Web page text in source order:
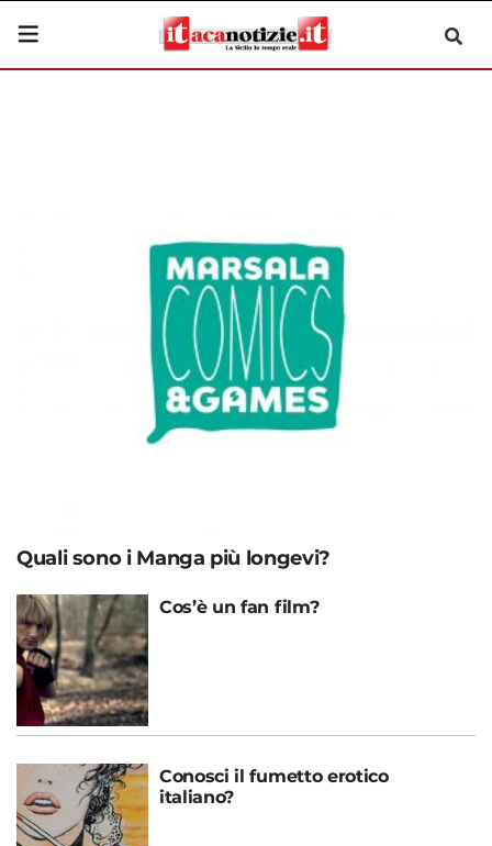
Quali sono i Manga più longevi?
Cos’è un fan film?
Conosci il fumetto erotico
italiano?